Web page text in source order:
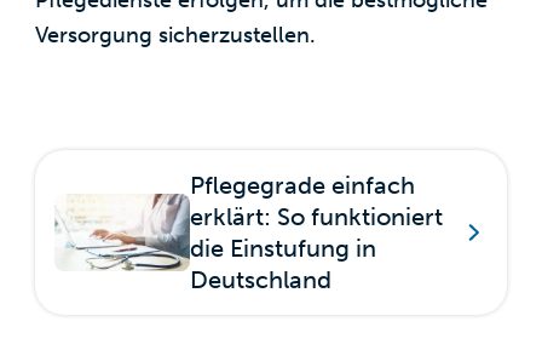
Versorgung sicherzustellen.
Pflegegrade einfach
erklärt: So funktioniert
die Einstufung in
Deutschland